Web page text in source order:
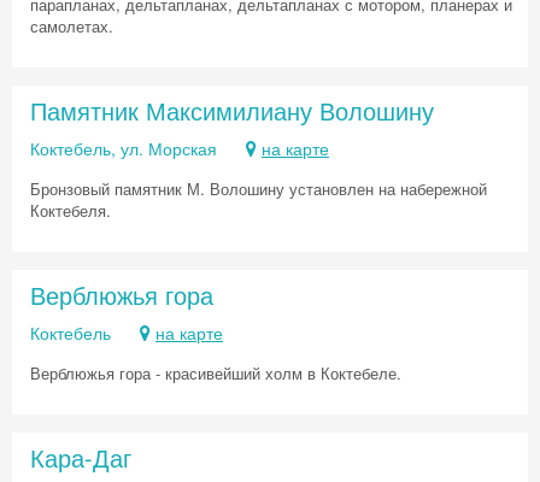
самолетах.
Памятник Максимилиану Волошину
Коктебель, ул. Морская на карте
Бронзовый памятник М. Волошину установлен на набережной
Коктебеля.
Верблюжья гора
Коктебель на карте
Верблюжья гора - красивейший холм в Коктебеле.
Кара-Даг